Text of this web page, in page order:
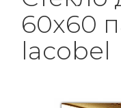
60x60
lacobel